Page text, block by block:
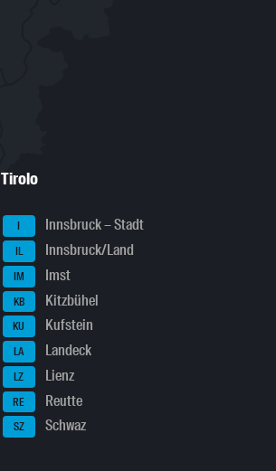
Tirolo
I Innsbruck – Stadt
IL Innsbruck/Land
IM Imst
KB Kitzbühel
KU Kufstein
LA Landeck
LZ Lienz
RE Reutte
SZ Schwaz